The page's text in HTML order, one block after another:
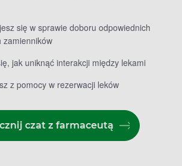
się w sprawie doboru odpowiednich
zamienników
jak uniknąć interakcji między lekami
z pomocy w rezerwacji leków
czat z farmaceutą